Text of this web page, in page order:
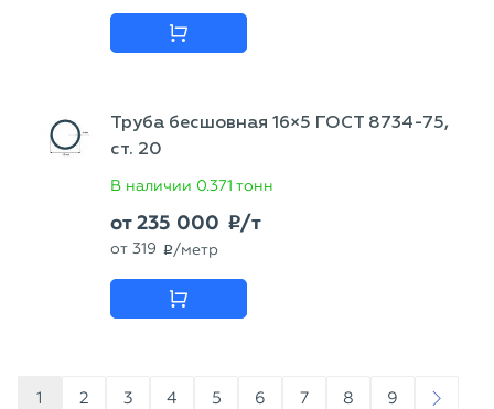
Труба бесшовная 16×5 ГОСТ 8734-75,
ст. 20
В наличии 0.371 тонн
от235 000 p/т
от 319 p /метр
1 2 3 4 5 6 7 8 9